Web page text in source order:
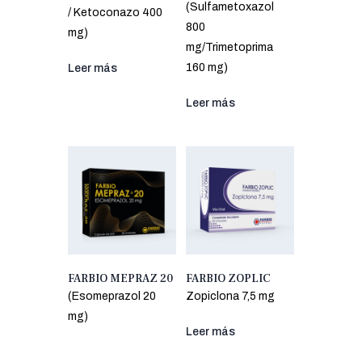
/ Ketoconazo 400
mg)
Leer más
(Sulfametoxazol
800
mg/Trimetoprima
160 mg)
Leer más
FARBIO MEPRAZ 20
(Esomeprazol 20
mg)
FARBIO ZOPLIC
Zopiclona 7,5 mg
Leer más